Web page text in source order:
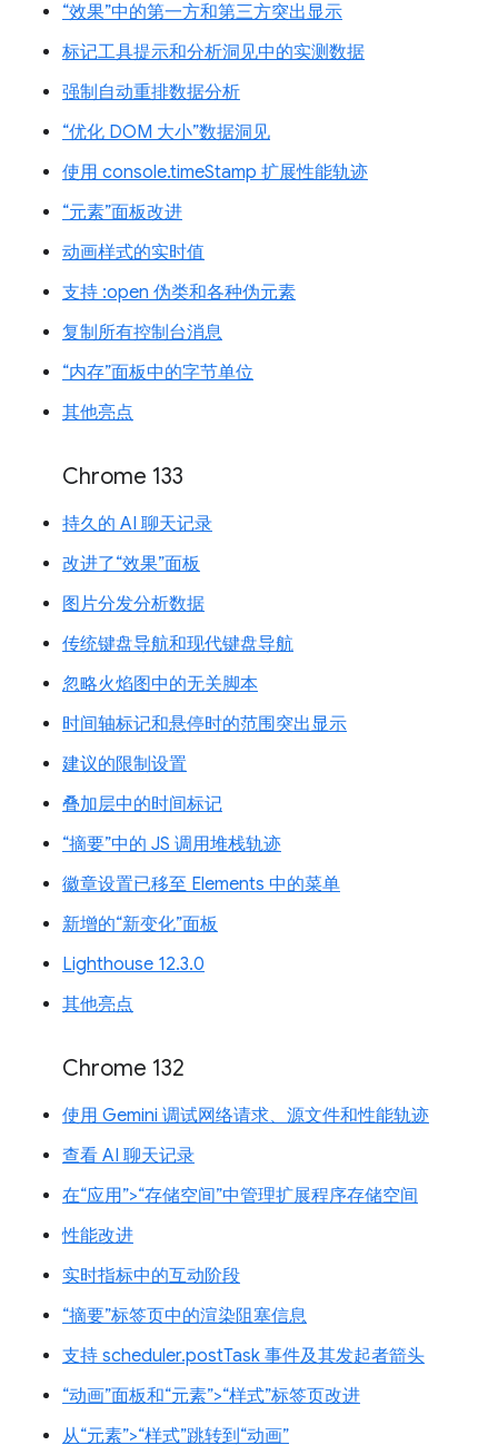
“效果”中的第一方和第三方突出显示
标记工具提示和分析洞见中的实测数据
强制自动重排数据分析
“优化 DOM 大小”数据洞见
使用 console.timeStamp 扩展性能轨迹
“元素”面板改进
动画样式的实时值
支持 :open 伪类和各种伪元素
复制所有控制台消息
“内存”面板中的字节单位
其他亮点
Chrome 133
持久的 AI 聊天记录
改进了“效果”面板
图片分发分析数据
传统键盘导航和现代键盘导航
忽略火焰图中的无关脚本
时间轴标记和悬停时的范围突出显示
建议的限制设置
叠加层中的时间标记
“摘要”中的 JS 调用堆栈轨迹
徽章设置已移至 Elements 中的菜单
新增的“新变化”面板
Lighthouse 12.3.0
其他亮点
Chrome 132
使用 Gemini 调试网络请求、源文件和性能轨迹
查看 AI 聊天记录
在“应用”>“存储空间”中管理扩展程序存储空间
性能改进
实时指标中的互动阶段
“摘要”标签页中的渲染阻塞信息
支持 scheduler.postTask 事件及其发起者箭头
“动画”面板和“元素”>“样式”标签页改进
从“元素”>“样式”跳转到“动画”